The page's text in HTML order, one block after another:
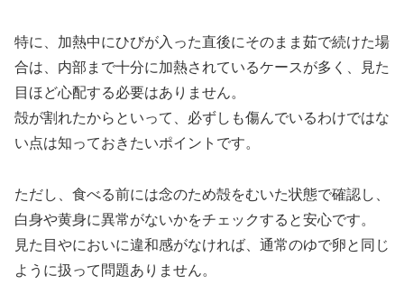
特に、加熱中にひびが入った直後にそのまま茹で続けた場
合は、内部まで十分に加熱されているケースが多く、見た
目ほど心配する必要はありません。
殻が割れたからといって、必ずしも傷んでいるわけではな
い点は知っておきたいポイントです。
ただし、食べる前には念のため殻をむいた状態で確認し、
白身や黄身に異常がないかをチェックすると安心です。
見た目やにおいに違和感がなければ、通常のゆで卵と同じ
ように扱って問題ありません。